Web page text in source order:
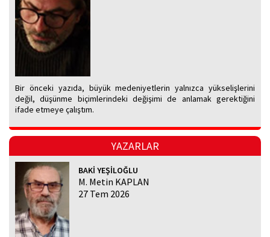
Bir önceki yazıda, büyük medeniyetlerin yalnızca yükselişlerini
değil, düşünme biçimlerindeki değişimi de anlamak gerektiğini
ifade etmeye çalıştım.
YAZARLAR
BAKİ YEŞİLOĞLU
M. Metin KAPLAN
27 Tem 2026